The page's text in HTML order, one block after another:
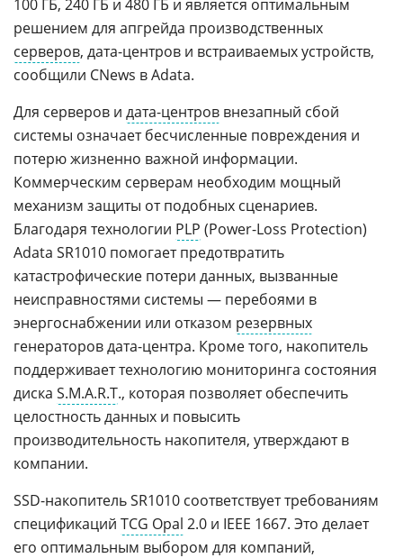
100 ГБ, 240 ГБ и 480 ГБ и является оптимальным
решением для апгрейда производственных
серверов, дата-центров и встраиваемых устройств,
сообщили CNews в Adata.
Для серверов и дата-центров внезапный сбой
системы означает бесчисленные повреждения и
потерю жизненно важной информации.
Коммерческим серверам необходим мощный
механизм защиты от подобных сценариев.
Благодаря технологии PLP (Power-Loss Protection)
Adata SR1010 помогает предотвратить
катастрофические потери данных, вызванные
неисправностями системы — перебоями в
энергоснабжении или отказом резервных
генераторов дата-центра. Кроме того, накопитель
поддерживает технологию мониторинга состояния
диска S.M.A.R.T., которая позволяет обеспечить
целостность данных и повысить
производительность накопителя, утверждают в
компании.
SSD-накопитель SR1010 соответствует требованиям
спецификаций TCG Opal 2.0 и IEEE 1667. Это делает
его оптимальным выбором для компаний,